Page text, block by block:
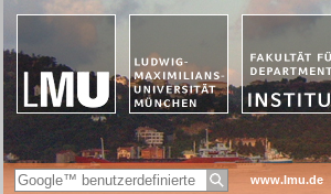
www.lmu.de